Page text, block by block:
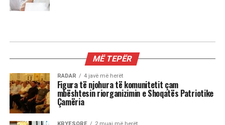
3 shenjat më xheloze të horoskopit